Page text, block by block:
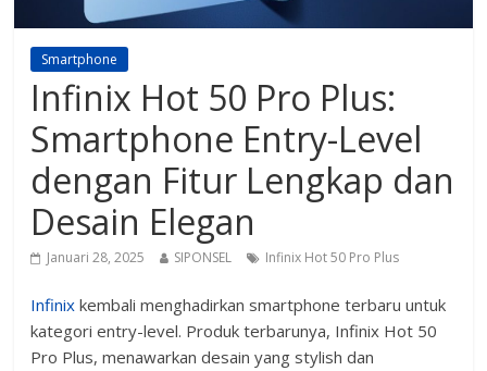
Smartphone
Infinix Hot 50 Pro Plus:
Smartphone Entry-Level
dengan Fitur Lengkap dan
Desain Elegan
Januari 28, 2025 SIPONSEL Infinix Hot 50 Pro Plus
Infinix kembali menghadirkan smartphone terbaru untuk
kategori entry-level. Produk terbarunya, Infinix Hot 50
Pro Plus, menawarkan desain yang stylish dan